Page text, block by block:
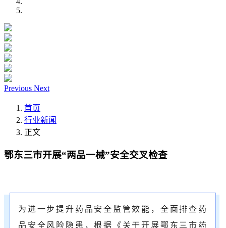
Previous Next
首页
行业新闻
正文
鄂东三市开展“两品一械”安全交叉检查
为进一步提升药品安全监管效能，全面排查药
品安全风险隐患，根据《关于开展鄂东三市药